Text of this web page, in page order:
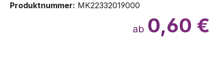
Produktnummer: MK22332019000
ab 0,60 €